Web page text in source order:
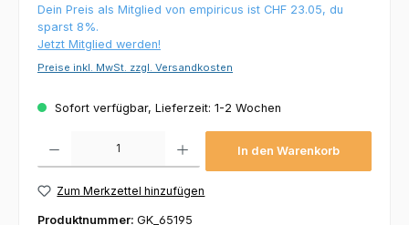
Dein Preis als Mitglied von empiricus ist CHF 23.05, du
sparst 8%.
Jetzt Mitglied werden!
Preise inkl. MwSt. zzgl. Versandkosten
Sofort verfügbar, Lieferzeit: 1-2 Wochen
In den Warenkorb
Zum Merkzettel hinzufügen
Produktnummer: GK_65195